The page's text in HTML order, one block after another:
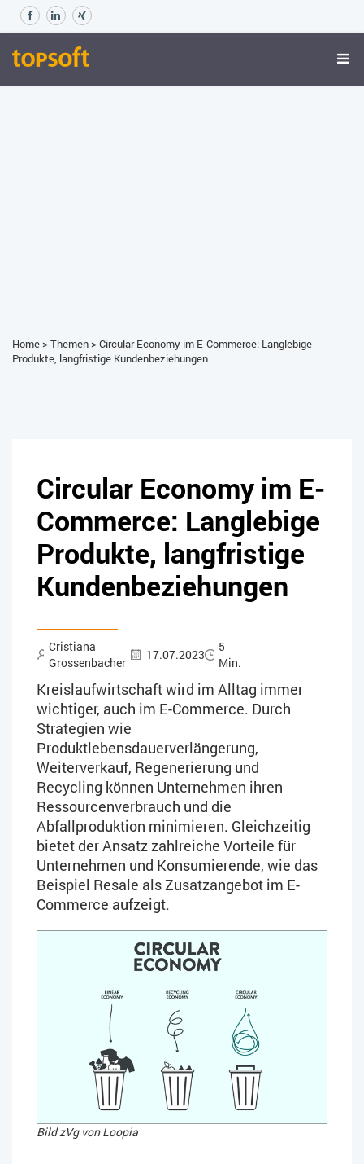
Home>Themen>Circular Economy im E-Commerce: Langlebige
Produkte, langfristige Kundenbeziehungen
Circular Economy im E-
Commerce: Langlebige
Produkte, langfristige
Kundenbeziehungen
Cristiana
Grossenbacher
17.07.2023
5
Min.
Kreislaufwirtschaft wird im Alltag immer
wichtiger, auch im E-Commerce. Durch
Strategien wie
Produktlebensdauerverlängerung,
Weiterverkauf, Regenerierung und
Recycling können Unternehmen ihren
Ressourcenverbrauch und die
Abfallproduktion minimieren. Gleichzeitig
bietet der Ansatz zahlreiche Vorteile für
Unternehmen und Konsumierende, wie das
Beispiel Resale als Zusatzangebot im E-
Commerce aufzeigt.
Bild zVg von Loopia